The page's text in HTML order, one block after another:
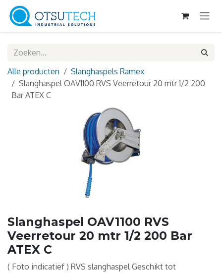
Overslaan naar inhoud
Alle producten
Slanghaspels Ramex
Slanghaspel OAV1100 RVS Veerretour 20 mtr 1/2 200
Bar ATEX C
Slanghaspel OAV1100 RVS
Veerretour 20 mtr 1/2 200 Bar
ATEX C
( Foto indicatief ) RVS slanghaspel Geschikt tot